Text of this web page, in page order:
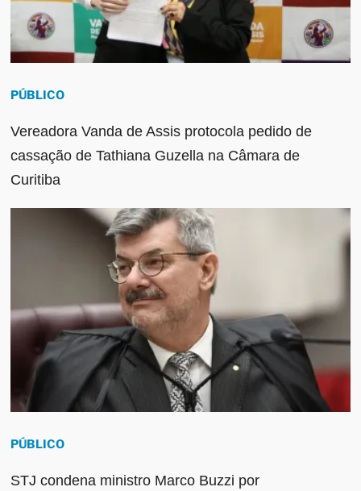
PÚBLICO
Vereadora Vanda de Assis protocola pedido de
cassação de Tathiana Guzella na Câmara de
Curitiba
PÚBLICO
STJ condena ministro Marco Buzzi por